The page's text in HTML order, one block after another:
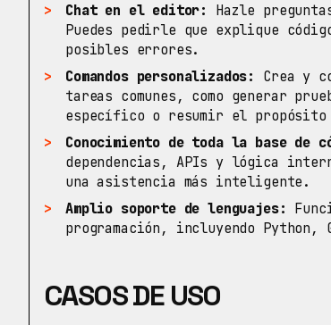
Chat en el editor:
Hazle
Puedes pedirle que explique
posibles errores.
Comandos personalizados:
Crea y
tareas comunes, como generar
específico o resumir el propósito
Conocimiento de toda la base de
dependencias, APIs y lógica
una asistencia más inteligente.
Amplio soporte de lenguajes:
programación, incluyendo
CASOS DE USO